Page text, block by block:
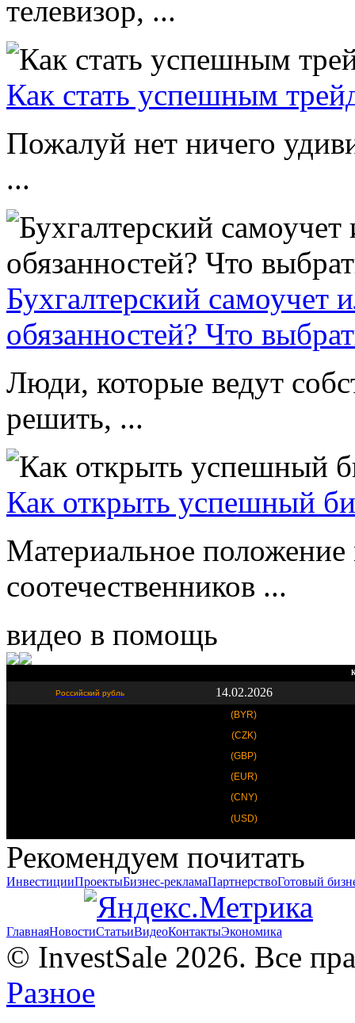
телевизор, ...
Как стать успешным
Пожалуй нет ничего
...
Бухгалтерский самоучет
обязанностей? Что
Люди, которые ведут
решить, ...
Как открыть успешный
Материальное
соотечественников ...
видео в помощь
Российский рубль 14.02.2026
(BYR)
(CZK)
(GBP)
(EUR)
(CNY)
(USD)
Рекомендуем почитать
ИнвестицииПроектыБизнес-рекламаПартнерствоГотовый
ГлавнаяНовостиСтатьиВидеоКонтактыЭкономика
© InvestSale 2026. Все
Разное